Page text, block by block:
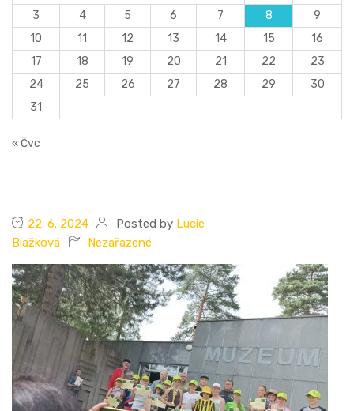
3
4 5 6 7 8
9
10
11 12 13 14 15
16
17
18 19 20 21 22
23
24
25 26 27 28 29
30
31
« Čvc
22. 6. 2024 Posted by Lucie
Blažková
Nezařazené